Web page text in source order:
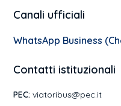
Canali ufficiali
WhatsApp Business
Contatti istituzionali
PEC: viatoribus@pec.it